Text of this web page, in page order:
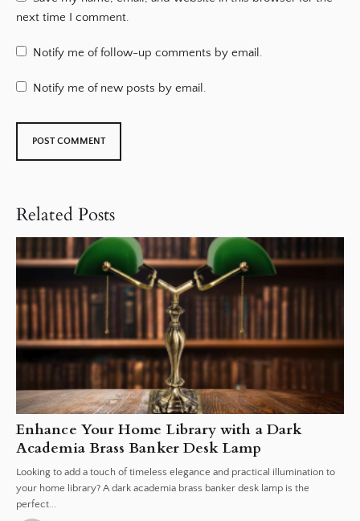
next time I comment.
Notify me of follow-up comments by email.
Notify me of new posts by email.
Related Posts
Enhance Your Home Library with a Dark
Academia Brass Banker Desk Lamp
Looking to add a touch of timeless elegance and practical illumination to
your home library? A dark academia brass banker desk lamp is the
perfect...